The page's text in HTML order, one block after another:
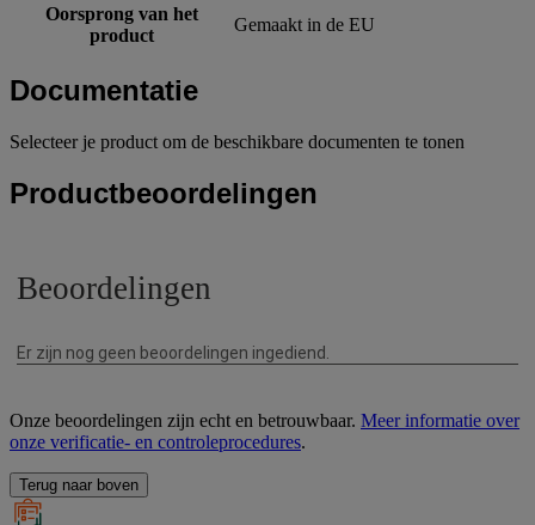
Oorsprong van het
product
Gemaakt in de EU
Documentatie
Selecteer je product om de beschikbare documenten te tonen
Productbeoordelingen
Onze beoordelingen zijn echt en betrouwbaar. Meer informatie over
onze verificatie- en controleprocedures.
Terug naar boven